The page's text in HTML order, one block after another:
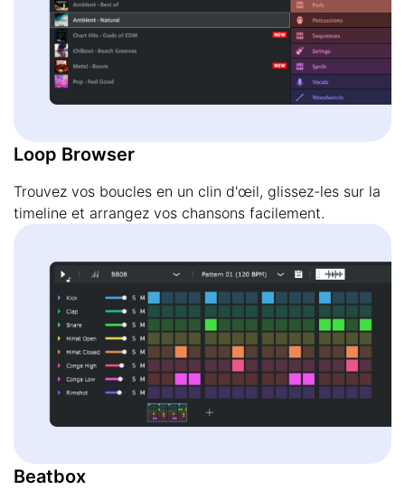
Loop Browser
Trouvez vos boucles en un clin d'œil, glissez-les sur la
timeline et arrangez vos chansons facilement.
Beatbox